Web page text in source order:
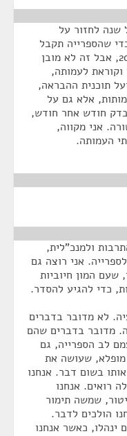
שנה לחזור על
שהספרייה תקבל
את מלוא התמיכה שמגיע לה לשנת 2010, אבל זה לא מובן
לעמותה,
תוכנית ההבראה,
אלא גם על
חודש אחר חודש,
אני מקווה,
העמותה.
ולמנכ"לית,
אני רוצה גם
שעם המון חיוביות
כדי להגיע להסדר.
לא מדובר בדברים
מדובר בדברים שהם
לב הספרייה, גם
מופלא, שעושה את
בשום דבר. אנחנו
8 חברי ההנהלה רואים. אנחנו
שמשה תימור
הולכים לדבר.
ינהלו, כאשר אנחנו